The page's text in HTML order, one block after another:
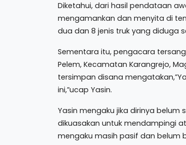
Diketahui, dari hasil pendataan
mengamankan dan menyita di
dua dan 8 jenis truk yang diduga
Sementara itu, pengacara
Pelem, Kecamatan Karangrejo,
tersimpan disana
ini,”ucap Yasin.
Yasin mengaku jika dirinya
dikuasakan untuk mendampingi
mengaku masih pasif dan belum